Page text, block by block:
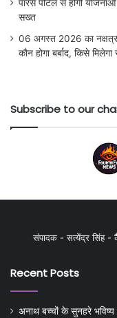
पारस पोर्टल से होगी
सख्त
06 अगस्त 2026 का नक्षत्र
कौन होगा बर्बाद, किसे मिलेगा
Subscribe to our
संपादक - सत्येंद्र सिंह -
Recent Posts
अनाथ बच्चों के सुनहरे